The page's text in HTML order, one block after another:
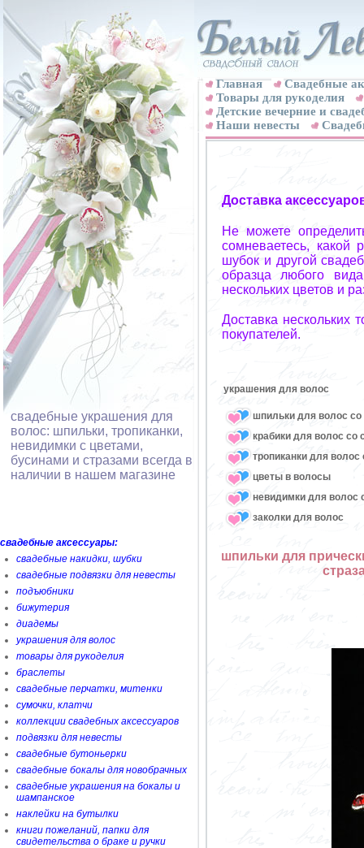
свадебные украшения для
волос: шпильки, тропиканки,
невидимки с цветами,
бусинами и стразами всегда в
наличии в нашем магазине
свадебные аксессуары:
свадебные накидки, шубки
свадебные подвязки для невесты
подъюбники
бижутерия
диадемы
украшения для волос
товары для рукоделия
браслеты
свадебные перчатки, митенки
сумочки, клатчи
коллекции свадебных аксессуаров
подвязки для невесты
свадебные бутоньерки
свадебные бокалы для новобрачных
свадебные украшения на бокалы и
шампанское
наклейки на бутылки
книги пожеланий, папки для
свидетельства о браке и ручки
Главная
Свадебные
Товары для рукоделия
Детские вечерние и
Наши невесты
Доставка
Не можете
сомневаетесь, какой
шубок и другой
образца любого
нескольких цветов и
Доставка нескольких
покупателей.
украшения для волос
шпильки для волос со
крабики для волос со
тропиканки для
цветы в волосы
невидимки для волос
заколки для волос
шпильки для